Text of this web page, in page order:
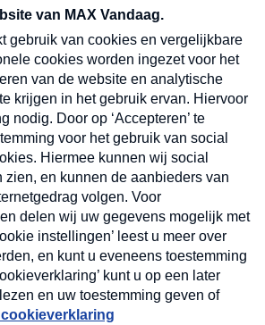
vrijdag- en dinsdagochtend in
Verzend
abonnement op onze
en dinsdagochtend in uw